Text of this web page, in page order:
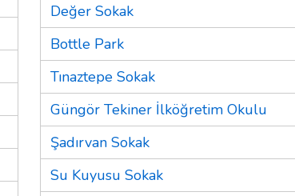
Değer Sokak
Bottle Park
Tınaztepe Sokak
Güngör Tekiner İlköğretim Okulu
Şadırvan Sokak
Su Kuyusu Sokak